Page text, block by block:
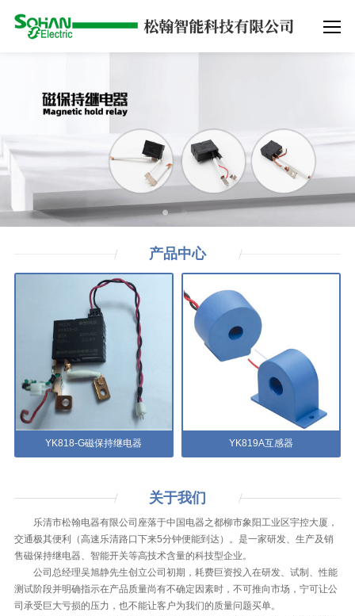
产品中心
YK818-G磁保持继电器 YK819A互感器
关于我们
乐清市松翰电器有限公司座落于中国电器之都柳市象阳工业区宇控大厦，
交通极其便利（高速乐清路口下来5分钟便能到达）。是一家研发、生产及销
售磁保持继电器、智能开关等高技术含量的科技型企业。
公司总经理吴旭静先生创立公司初期，耗费巨资投入在研发、试制、性能
测试阶段并明确指示在产品质量尚有不确定因素时，不可推向市场，宁可让公
司承受巨大亏损的压力，也不能让客户为我们的质量问题买单。